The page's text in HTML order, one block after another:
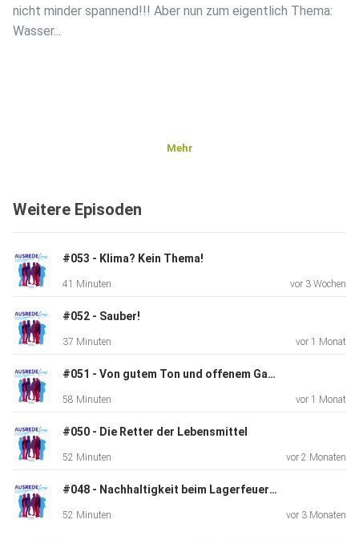
nicht minder spannend!!! Aber nun zum eigentlich Thema:
Wasser...
Mehr
Weitere Episoden
#053 - Klima? Kein Thema!
41 Minuten vor 3 Wochen
#052 - Sauber!
37 Minuten vor 1 Monat
#051 - Von gutem Ton und offenem Garten
58 Minuten vor 1 Monat
#050 - Die Retter der Lebensmittel
52 Minuten vor 2 Monaten
#048 - Nachhaltigkeit beim Lagerfeuer #4 @ Altes Lager Soest
52 Minuten vor 3 Monaten